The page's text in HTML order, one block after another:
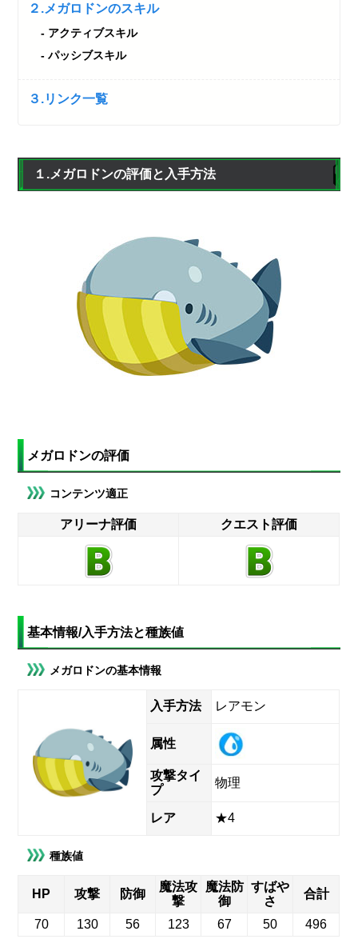
２.メガロドンのスキル
アクティブスキル
パッシブスキル
３.リンク一覧
１.メガロドンの評価と入手方法
メガロドンの評価
コンテンツ適正
アリーナ評価 クエスト評価
基本情報/入手方法と種族値
メガロドンの基本情報
入手方法 レアモン
属性
攻撃タイ
プ
物理
レア ★4
種族値
HP 攻撃 防御
魔法攻
撃
魔法防
御
すばや
さ
合計
70 130 56 123 67 50 496